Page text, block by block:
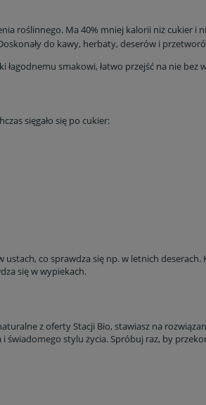
roślinnego. Ma 40% mniej kalorii niż cukier i
do kawy, herbaty, deserów i
smakowi, łatwo przejść na nie bez
sięgało się po cukier:
co sprawdza się np. w letnich deserach.
się w wypiekach.
z oferty Stacji Bio, stawiasz na
stylu życia. Spróbuj raz, by